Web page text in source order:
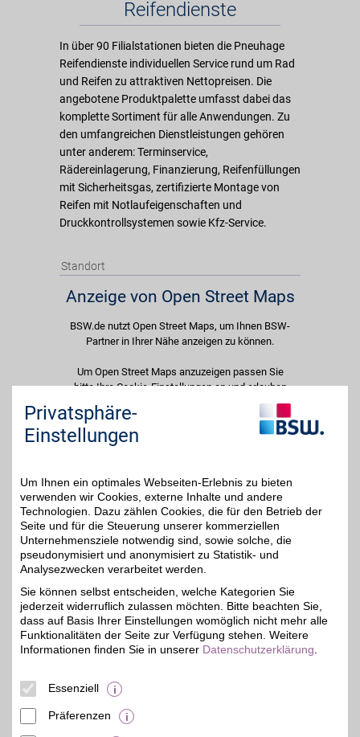
Reifendienste
In über 90 Filialstationen bieten die Pneuhage
Reifendienste individuellen Service rund um Rad
und Reifen zu attraktiven Nettopreisen. Die
angebotene Produktpalette umfasst dabei das
komplette Sortiment für alle Anwendungen. Zu
den umfangreichen Dienstleistungen gehören
unter anderem: Terminservice,
Rädereinlagerung, Finanzierung, Reifenfüllungen
mit Sicherheitsgas, zertifizierte Montage von
Reifen mit Notlaufeigenschaften und
Druckkontrollsystemen sowie Kfz-Service.
Standort
Anzeige von Open Street Maps
BSW.de nutzt Open Street Maps, um Ihnen BSW-
Partner in Ihrer Nähe anzeigen zu können.
Um Open Street Maps anzuzeigen passen Sie
bitte Ihre Cookie-Einstellungen an und erlauben
Sie "Externe Inhalte". Diese Auswahl können Sie
jederzeit über die Cookie-Einstellungen im
unteren Seitenbereich ändern.
Adresse
Europastr. 5
87700 Memmingen
Filialen in der Nähe
Privatsphäre-
Einstellungen
Um Ihnen ein optimales Webseiten-Erlebnis zu bieten
verwenden wir Cookies, externe Inhalte und andere
Technologien. Dazu zählen Cookies, die für den Betrieb der
Seite und für die Steuerung unserer kommerziellen
Unternehmensziele notwendig sind, sowie solche, die
pseudonymisiert und anonymisiert zu Statistik- und
Analysezwecken verarbeitet werden.
Sie können selbst entscheiden, welche Kategorien Sie
jederzeit widerruflich zulassen möchten. Bitte beachten Sie,
dass auf Basis Ihrer Einstellungen womöglich nicht mehr alle
Funktionalitäten der Seite zur Verfügung stehen. Weitere
Informationen finden Sie in unserer Datenschutzerklärung
Essenziell
Präferenzen